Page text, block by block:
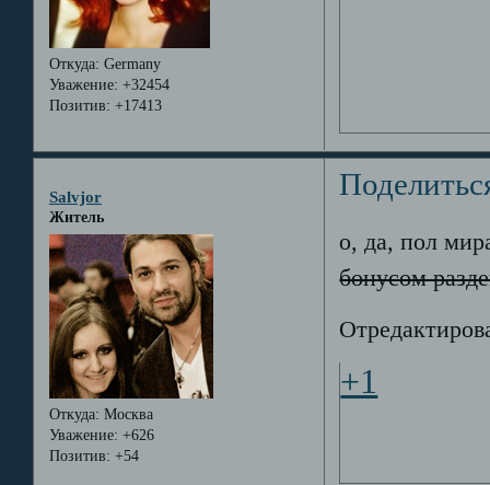
Откуда: Germany
Уважение: +32454
Позитив: +17413
Salvjor
Житель
Откуда: Москва
Уважение: +626
Позитив: +54
о, да, пол
бонусом
+1